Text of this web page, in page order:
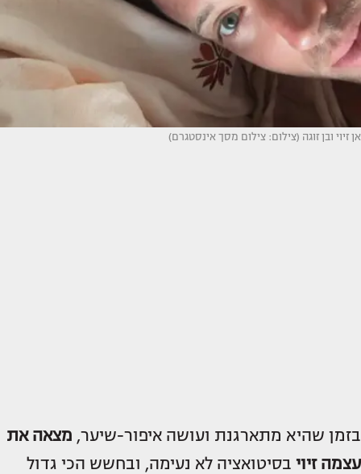
אן זיוי ובן זוגה (צילום: צילום מסך אינסטגרם)
בזמן שהיא מתארגנת ועושה איפור-שיער, מצאה את
עצמה זיוי בסיטואציה לא נעימה, ובחשש הכי גדול